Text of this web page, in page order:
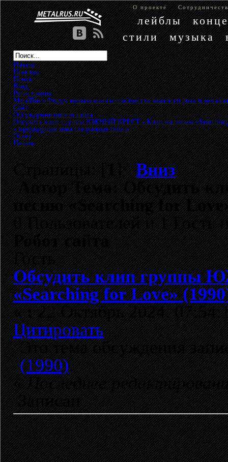
О проекте
лейблы
стили
музыка
Начало
Помощь
Поиск
Вход
Регистрация
MetalRus - Форум музыкального сообщества тяжелого рока и металла
Сайт»
Обсуждение постов сайта»
Обсудить клип группы ЮЖНЫЙ КРЕСТ - Клип на песню «Searching
« предыдущая тема следующая тема »
Ответ
Печать
Страницы: [1]Вниз
АвторТема: Обсудить
песню «Searching for
0 Пользователей и 1 Гость
Робот сайта
Гость
Обсудить клип
«Searching for Love»
«:22 Октябрь 2024,
Цитировать
Это тема обсуждения
(1990).
«Последнее
Записан